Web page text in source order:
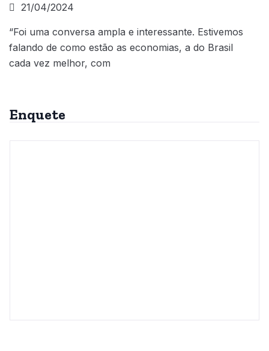
21/04/2024
“Foi uma conversa ampla e interessante. Estivemos
falando de como estão as economias, a do Brasil
cada vez melhor, com
Enquete